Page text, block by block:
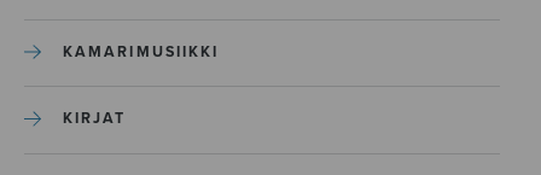
KAMARIMUSIIKKI
KIRJAT